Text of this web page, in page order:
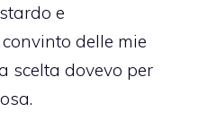
e
delle mie
scelta dovevo per